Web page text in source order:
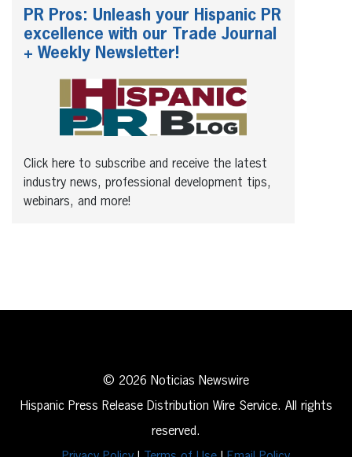
PR Pros: Unleash your Hispanic PR
excellence with our Trade Journal
+ Weekly Newsletter!
Click here to subscribe and receive the latest
industry news, professional development tips,
webinars, and more!
© 2026 Noticias Newswire
Hispanic Press Release Distribution Wire Service. All rights
reserved.